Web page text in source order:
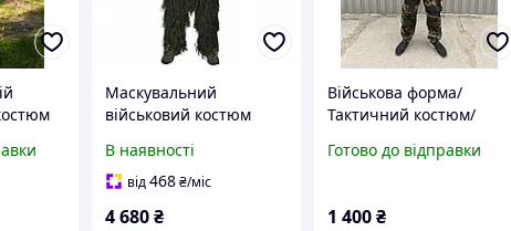
ЗСУ
Маскувальний
військовий костюм
камуфляжний комплект
кікімора для снайпера
В наявності
від468₴/міс
4 680₴
Військова форма/
Тактичний костюм/
Готово до відправки
1 400₴